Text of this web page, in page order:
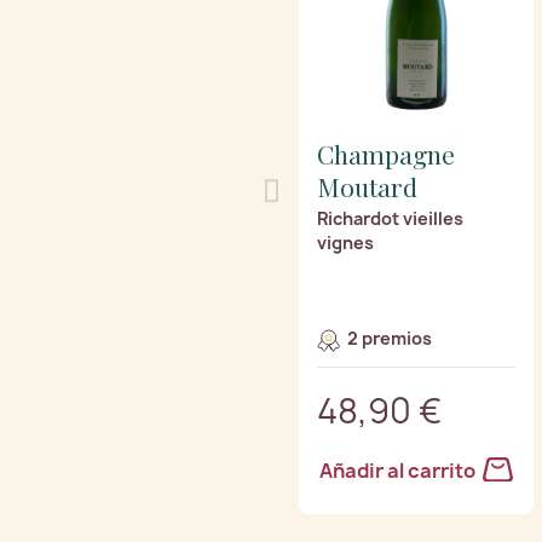
Champagne
Moutard
Richardot vieilles
vignes
2 premios
48,90 €
Añadir al carrito